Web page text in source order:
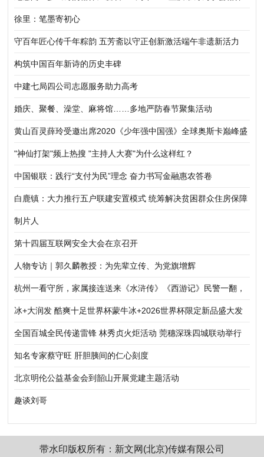
体新诗研究所举行新诗格律建设践行研讨会
徐里：笔墨寄初心
守百年匠心传千年粽韵 五芳斋以守正创新激活端午非遗新活力
构筑中国百年新诗的历史丰碑
中建七局四公司志愿服务助力高考
婚庆、聚餐、澡堂、麻将馆……多地严防春节聚集活动
黄山百灵薛玲受邀出席2020《少年强中国强》全球奥斯卡巅峰盛
典
"神仙打架"频上热搜 "主持人大赛"为什么这样红？
中国银联：践行“支付为民”理念 奋力书写金融惠农答卷
白鹿镇：大力推行五户联建安置模式 统筹解决贫困群众住房保障
制片人
第十四届互联网安全大会在京召开
人物专访｜郭久麟教授：为先辈立传、为党旗增辉
杭州一看守所，家属接连送来《水浒传》《西游记》民警一翻，
真相惊呆！
冰+大润发 酷爽十足世界杯蒙牛冰+2026世界杯限定新品盛大发
布
全国百城全民传递雷锋 林秀贞火炬活动 莞穗深珠四城联动举行
知名专家蔡守旺 肝胆胰间的仁心刻度
北京明伦公益基金会到韶山开展党建主题活动
趣谈刘哥
带水印版权所有：新文网(北京)传媒有限公司